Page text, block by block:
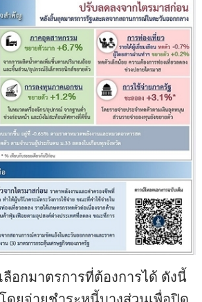
อกมาตรการที่ต้องการได้ ดังนี้